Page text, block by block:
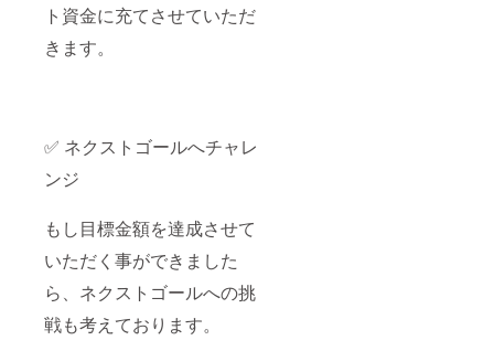
ト資金に充てさせていただ
きます。
✅ ネクストゴールへチャレ
ンジ
もし目標金額を達成させて
いただく事ができました
ら、ネクストゴールへの挑
戦も考えております。